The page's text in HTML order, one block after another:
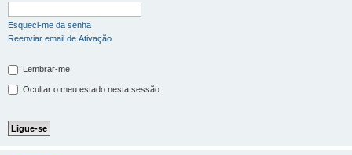
Esqueci-me da senha
Reenviar email de Ativação
Lembrar-me
Ocultar o meu estado nesta sessão